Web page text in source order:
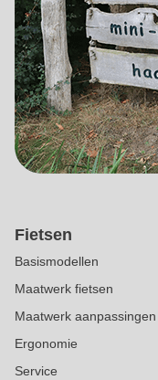
Fietsen
Basismodellen
Maatwerk fietsen
Maatwerk aanpassingen
Ergonomie
Service